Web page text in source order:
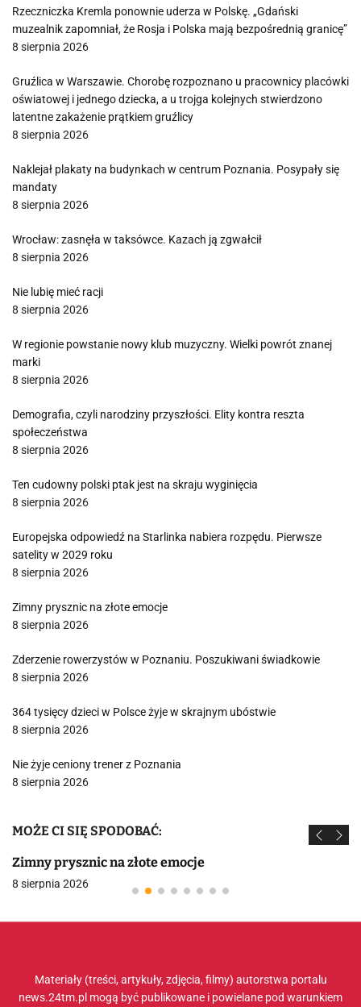
Rzeczniczka Kremla ponownie uderza w Polskę. „Gdański
muzealnik zapomniał, że Rosja i Polska mają bezpośrednią granicę”
8 sierpnia 2026
Gruźlica w Warszawie. Chorobę rozpoznano u pracownicy placówki
oświatowej i jednego dziecka, a u trojga kolejnych stwierdzono
latentne zakażenie prątkiem gruźlicy
8 sierpnia 2026
Naklejał plakaty na budynkach w centrum Poznania. Posypały się
mandaty
8 sierpnia 2026
Wrocław: zasnęła w taksówce. Kazach ją zgwałcił
8 sierpnia 2026
Nie lubię mieć racji
8 sierpnia 2026
W regionie powstanie nowy klub muzyczny. Wielki powrót znanej
marki
8 sierpnia 2026
Demografia, czyli narodziny przyszłości. Elity kontra reszta
społeczeństwa
8 sierpnia 2026
Ten cudowny polski ptak jest na skraju wyginięcia
8 sierpnia 2026
Europejska odpowiedź na Starlinka nabiera rozpędu. Pierwsze
satelity w 2029 roku
8 sierpnia 2026
Zimny prysznic na złote emocje
8 sierpnia 2026
Zderzenie rowerzystów w Poznaniu. Poszukiwani świadkowie
8 sierpnia 2026
364 tysięcy dzieci w Polsce żyje w skrajnym ubóstwie
8 sierpnia 2026
Nie żyje ceniony trener z Poznania
8 sierpnia 2026
MOŻE CI SIĘ SPODOBAĆ:
Zimny prysznic na złote emocje
8 sierpnia 2026
Materiały (treści, artykuły, zdjęcia, filmy) autorstwa portalu
news.24tm.pl mogą być publikowane i powielane pod warunkiem